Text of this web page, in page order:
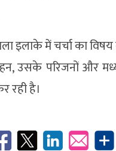
इलाके में चर्चा का
उसके परिजनों और
रही है।